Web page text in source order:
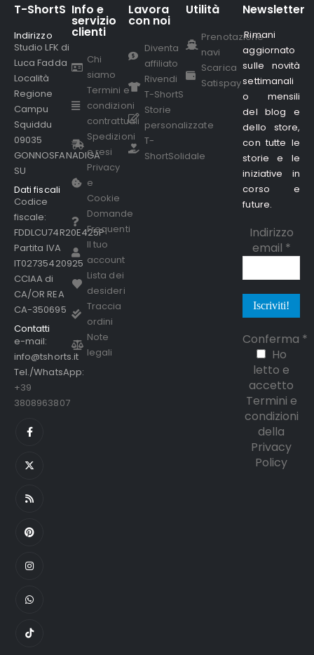
T-ShortS
Indirizzo
Studio LFK di
Luca Fadda
Località
Regione
Campu
Squiddu
09035
GONNOSFANADIGA
SU
Dati fiscali
Codice
fiscale:
FDDLCU74R20E425P
Partita IVA
IT02735420925
CCIAA di
CA/OR REA
CA-350695
Contatti
e-mail:
info@tshorts.it
Tel./WhatsApp:
+39
3808963807
Info e
servizio
clienti
Chi
siamo
Termini e
condizioni
contrattuali
Spedizioni
e resi
Privacy
e
Cookie
Domande
Frequenti
Il tuo
account
Lista dei
desideri
Traccia
ordini
Note
legali
Lavora
con noi
Diventa
affiliato
Rivendi
T-ShortS
Storie
personalizzate
T-
ShortSolidale
Utilità
Prenotazione
navi
Scarica
Satispay
Newsletter
.Rimani
aggiornato
sulle novità
settimanali
o mensili
del blog e
dello store,
con tutte le
storie e le
iniziative in
corso e
future.
Indirizzo
email *
Conferma *
Ho
letto e
accetto
Termini e
condizioni
della
Privacy
Policy